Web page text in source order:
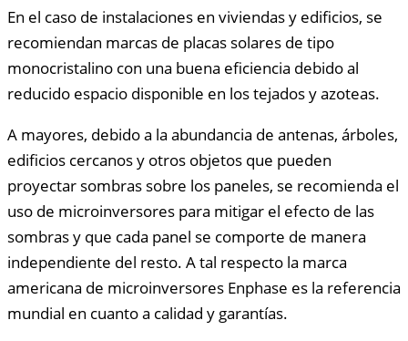
En el caso de instalaciones en viviendas y edificios, se
recomiendan marcas de placas solares de tipo
monocristalino con una buena eficiencia debido al
reducido espacio disponible en los tejados y azoteas.
A mayores, debido a la abundancia de antenas, árboles,
edificios cercanos y otros objetos que pueden
proyectar sombras sobre los paneles, se recomienda el
uso de microinversores para mitigar el efecto de las
sombras y que cada panel se comporte de manera
independiente del resto. A tal respecto la marca
americana de microinversores Enphase es la referencia
mundial en cuanto a calidad y garantías.